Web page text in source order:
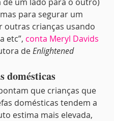
para segurar um
outras crianças usando
etc”, conta Meryl Davids
de Enlightened
domésticas
que crianças que
domésticas tendem a
estima mais elevada,